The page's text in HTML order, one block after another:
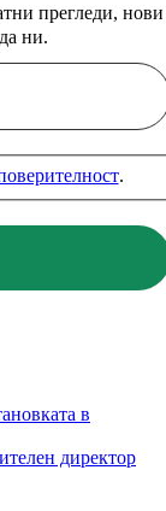
прегледи, нови
ни.
.
в
директор